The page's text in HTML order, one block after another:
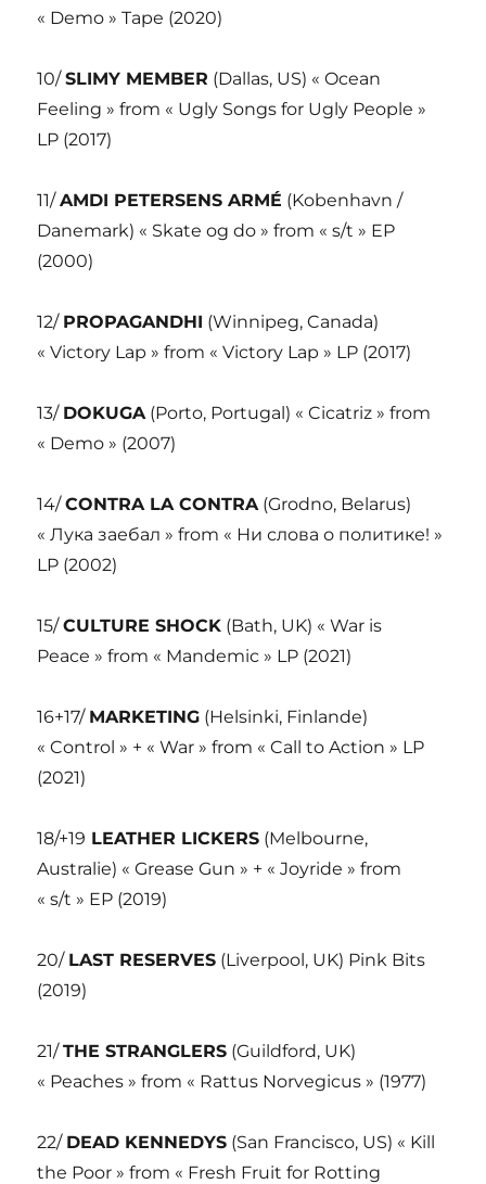
« Demo » Tape (2020)
10/SLIMY MEMBER (Dallas, US) « Ocean
Feeling » from « Ugly Songs for Ugly People »
LP (2017)
11/AMDI PETERSENS ARMÉ (Kobenhavn /
Danemark) « Skate og do » from « s/t » EP
(2000)
12/ PROPAGANDHI (Winnipeg, Canada)
« Victory Lap » from « Victory Lap » LP (2017)
13/ DOKUGA(Porto, Portugal) « Cicatriz » from
« Demo » (2007)
14/CONTRA LA CONTRA(Grodno, Belarus)
« Лука заебал » from « Ни слова о политике! »
LP (2002)
15/CULTURE SHOCK (Bath, UK) « War is
Peace » from « Mandemic » LP (2021)
16+17/ MARKETING (Helsinki, Finlande)
« Control » + « War » from « Call to Action » LP
(2021)
18/+19 LEATHER LICKERS (Melbourne,
Australie) « Grease Gun » + « Joyride » from
« s/t » EP (2019)
20/ LAST RESERVES (Liverpool, UK) Pink Bits
(2019)
21/THE STRANGLERS (Guildford, UK)
« Peaches » from « Rattus Norvegicus » (1977)
22/ DEAD KENNEDYS (San Francisco, US) « Kill
the Poor » from « Fresh Fruit for Rotting